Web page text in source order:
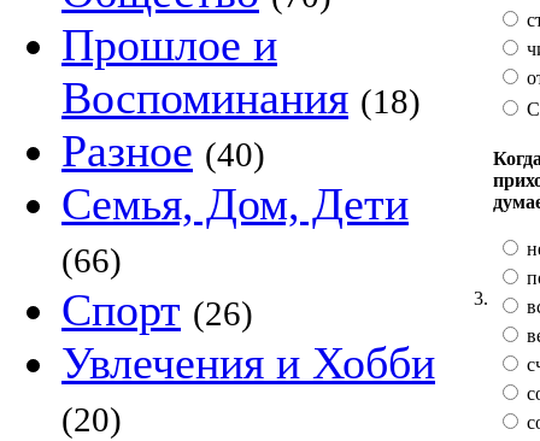
Прошлое и
Воспоминания (18)
Разное (40)
Семья, Дом, Дети
(66)
Спорт (26)
Увлечения и Хобби
(20)
3.